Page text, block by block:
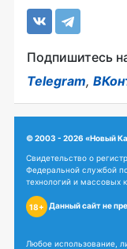
Подпишитесь
Telegram,
© 2003 - 2026 «Новый
Свидетельство о
Федеральной службой
технологий и массовых
18+ Данный сайт не
Любое использование,